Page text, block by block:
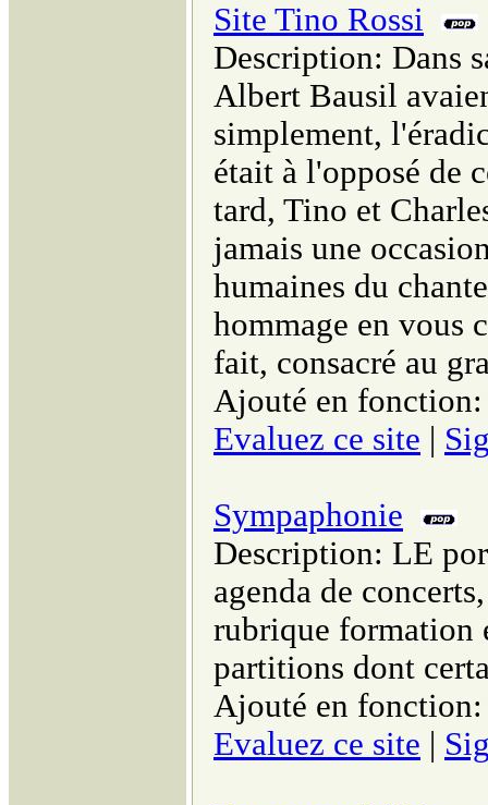
Site Tino Rossi
Description: Dans
Albert Bausil
simplement,
était à l'opposé de
tard, Tino et
jamais une
humaines du
hommage en vous
fait, consacré au
Ajouté en
Evaluez ce site
Sympaphonie
Description: LE
agenda de
rubrique formation
partitions dont
Ajouté en
Evaluez ce site